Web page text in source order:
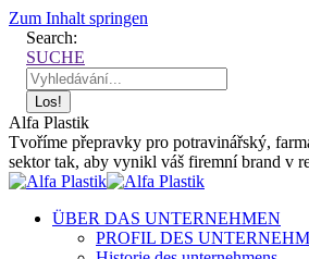
Zum Inhalt springen
Search:
SUCHE
Alfa Plastik
Tvoříme přepravky pro potravinářský,
sektor tak, aby vynikl váš firemní brand v
ÜBER DAS UNTERNEHMEN
PROFIL DES